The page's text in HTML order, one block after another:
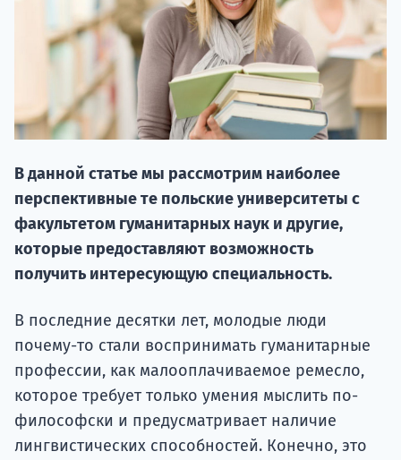
В данной статье мы рассмотрим наиболее
перспективные те польские университеты с
факультетом гуманитарных наук и другие,
которые предоставляют возможность
получить интересующую специальность.
В последние десятки лет, молодые люди
почему-то стали воспринимать гуманитарные
профессии, как малооплачиваемое ремесло,
которое требует только умения мыслить по-
философски и предусматривает наличие
лингвистических способностей. Конечно, это
20.09
НАБОР